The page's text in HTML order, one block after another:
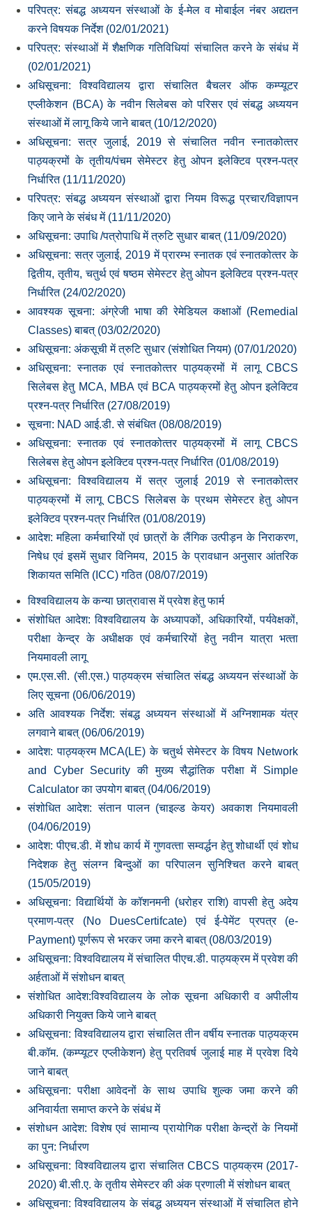
परिपत्र: संबद्ध अध्‍ययन संस्‍थाओं के ई-मेल व मोबाईल नंबर अद्यतन
करने विषयक निर्देश (02/01/2021)
परिपत्र: संस्‍थाओं में शैक्षणिक गतिविधियां संचालित करने के संबंध में
(02/01/2021)
अधिसूचना: विश्‍वविद्यालय द्वारा संचालित बैचलर ऑफ कम्‍प्‍यूटर
एप्‍लीकेशन (BCA) के नवीन सिलेबस को परिसर एवं संबद्ध अध्‍ययन
संस्‍थाओं में लागू किये जाने बाबत् (10/12/2020)
अधिसूचना: सत्र जुलाई, 2019 से संचालित नवीन स्‍नातकोत्‍तर
पाठ्यक्रमों के तृतीय/पंचम सेमेस्‍टर हेतु ओपन इलेक्टिव प्रश्‍न-पत्र
निर्धारित (11/11/2020)
परिपत्र: संबद्ध अध्‍ययन संस्‍थाओं द्वारा नियम विरूद्ध प्रचार/विज्ञापन
किए जाने के संबंध में (11/11/2020)
अधिसूचना: उपाधि /पत्रोपाधि में त्रुटि सुधार बाबत् (11/09/2020)
अधिसूचना: सत्र जुलाई, 2019 में प्रारम्‍भ स्‍नातक एवं स्‍नातकोत्‍तर के
द्वितीय, तृतीय, चतुर्थ एवं षष्‍ठम सेमेस्‍टर हेतु ओपन इलेक्टिव प्रश्‍न-पत्र
निर्धारित (24/02/2020)
आवश्‍यक सूचना: अंग्रेजी भाषा की रेमेडियल कक्षाओं (Remedial
Classes) बाबत् (03/02/2020)
अधिसूचना: अंकसूची में त्रुटि सुधार (संशोधित नियम) (07/01/2020)
अधिसूचना: स्‍नातक एवं स्‍नातकोत्‍तर पाठ्यक्रमों में लागू CBCS
सिलेबस हेतु MCA, MBA एवं BCA पाठ्यक्रमों हेतु ओपन इलेक्टिव
प्रश्‍न-पत्र निर्धारित (27/08/2019)
सूचना: NAD आई.डी. से संबंधित (08/08/2019)
अधिसूचना: स्‍नातक एवं स्‍नातकोत्‍तर पाठ्यक्रमों में लागू CBCS
सिलेबस हेतु ओपन इलेक्टिव प्रश्‍न-पत्र निर्धारित (01/08/2019)
अधिसूचना: विश्‍वविद्यालय में सत्र जुलाई 2019 से स्‍नातकोत्‍तर
पाठ्यक्रमों में लागू CBCS सिलेबस के प्रथम सेमेस्‍टर हेतु ओपन
इलेक्टिव प्रश्‍न-पत्र निर्धारित (01/08/2019)
आदेश: महिला कर्मचारियों एवं छात्रों के लैंगिक उत्‍पीड़न के निराकरण,
निषेध एवं इसमें सुधार विनिमय, 2015 के प्रावधान अनुसार आंतरिक
शिकायत समिति (ICC) गठित (08/07/2019)
विश्‍वविद्यालय के कन्‍या छात्रावास में प्रवेश हेतु फार्म
संशोधित आदेश: विश्‍वविद्यालय के अध्‍यापकों, अधिकारियों, पर्यवेक्षकों,
परीक्षा केन्‍द्र के अधीक्षक एवं कर्मचारियों हेतु नवीन यात्रा भत्‍ता
नियमावली लागू
एम.एस.सी. (सी.एस.) पाठ्यक्रम संचालित संबद्ध अध्‍ययन संस्‍थाओं के
लिए सूचना (06/06/2019)
अति आवश्‍यक निर्देश: संबद्ध अध्‍ययन संस्‍थाओं में अग्निशामक यंत्र
लगवाने बाबत् (06/06/2019)
आदेश: पाठ्यक्रम MCA(LE) के चतुर्थ सेमेस्‍टर के विषय Network
and Cyber Security की मुख्‍य सैद्धांतिक परीक्षा में Simple
Calculator का उपयोग बाबत् (04/06/2019)
संशोधित आदेश: संतान पालन (चाइल्‍ड केयर) अवकाश नियमावली
(04/06/2019)
आदेश: पीएच.डी. में शोध कार्य में गुणवत्‍ता सम्‍वर्द्धन हेतु शोधार्थी एवं शोध
निदेशक हेतु संलग्‍न बिन्‍दुओं का परिपालन सुनिश्चित करने बाबत्
(15/05/2019)
अधिसूचना: विद्यार्थियों के कॉशनमनी (धरोहर राशि) वापसी हेतु अदेय
प्रमाण-पत्र (No DuesCertifcate) एवं ई-पेमेंट प्रपत्र (e-
Payment) पूर्णरूप से भरकर जमा करने बाबत् (08/03/2019)
अधिसूचना: विश्‍वविद्यालय में संचालित पीएच.डी. पाठ्यक्रम में प्रवेश की
अर्हताओं में संशोधन बाबत्
संशोधित आदेश:विश्‍वविद्यालय के लोक सूचना अधिकारी व अपीलीय
अधिकारी नियुक्‍त किये जाने बाबत्
अधिसूचना: विश्‍वविद्यालय द्वारा संचालित तीन वर्षीय स्‍नातक पाठ्यक्रम
बी.कॉम. (कम्‍प्‍यूटर एप्‍लीकेशन) हेतु प्रतिवर्ष जुलाई माह में प्रवेश दिये
जाने बाबत्
अधिसूचना: परीक्षा आवेदनों के साथ उपाधि शुल्‍क जमा करने की
अनिवार्यता समाप्‍त करने के संबंध में
संशोधन आदेश: विशेष एवं सामान्‍य प्रायोगिक परीक्षा केन्‍द्रों के नियमों
का पुन: निर्धारण
अधिसूचना: विश्‍वविद्यालय द्वारा संचालित CBCS पाठ्यक्रम (2017-
2020) बी.सी.ए. के तृतीय सेमेस्‍टर की अंक प्रणाली में संशोधन बाबत्
अधिसूचना: विश्‍वविद्यालय के संबद्ध अध्‍ययन संस्‍थाओं में संचालित होने